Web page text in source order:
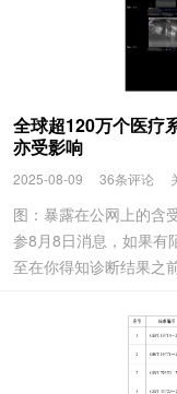
全球超120万个医疗
亦受影响
2025-08-09 36条评论
图：暴露在公网上的含
参8月8日消息，如果有
至在你得知诊断结果之